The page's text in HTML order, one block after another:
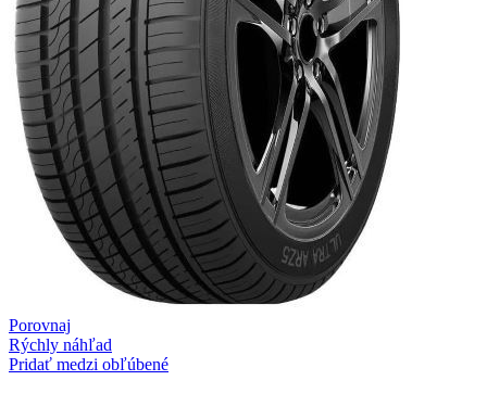
Porovnaj
Rýchly náhľad
Pridať medzi obľúbené